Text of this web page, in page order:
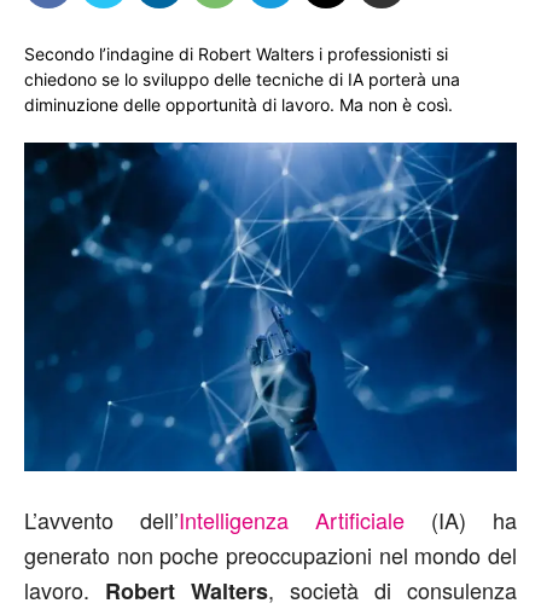
Secondo l’indagine di Robert Walters i professionisti si
chiedono se lo sviluppo delle tecniche di IA porterà una
diminuzione delle opportunità di lavoro. Ma non è così.
L’avvento dell’Intelligenza Artificiale (IA) ha
generato non poche preoccupazioni nel mondo del
lavoro. Robert Walters, società di consulenza